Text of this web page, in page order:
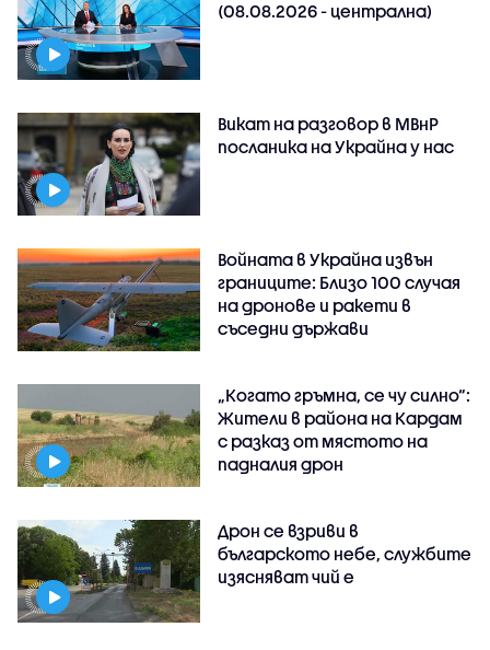
(08.08.2026 - централна)
Викат на разговор в МВнР
посланика на Украйна у нас
Войната в Украйна извън
границите: Близо 100 случая
на дронове и ракети в
съседни държави
„Когато гръмна, се чу силно“:
Жители в района на Кардам
с разказ от мястото на
падналия дрон
Дрон се взриви в
българското небе, службите
изясняват чий е